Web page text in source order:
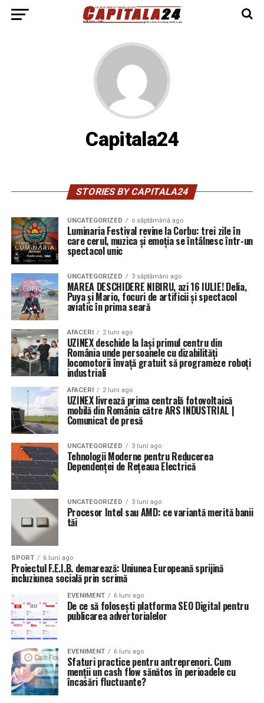
Capitala24
STORIES BY CAPITALA24
UNCATEGORIZED o săptămână ago
Luminaria Festival revine la Corbu: trei zile în
care cerul, muzica și emoția se întâlnesc într-un
spectacol unic
UNCATEGORIZED 3 săptămâni ago
MAREA DESCHIDERE NIBIRU, azi 16 IULIE! Delia,
Puya și Mario, focuri de artificii și spectacol
aviatic în prima seară
AFACERI 2 luni ago
UZINEX deschide la Iași primul centru din
România unde persoanele cu dizabilități
locomotorii învață gratuit să programeze roboți
industriali
AFACERI 2 luni ago
UZINEX livrează prima centrală fotovoltaică
mobilă din România către ARS INDUSTRIAL |
Comunicat de presă
UNCATEGORIZED 3 luni ago
Tehnologii Moderne pentru Reducerea
Dependenței de Rețeaua Electrică
UNCATEGORIZED 3 luni ago
Procesor Intel sau AMD: ce variantă merită banii
tăi
SPORT 6 luni ago
Proiectul F.E.I.B. demarează: Uniunea Europeană sprijină
incluziunea socială prin scrimă
EVENIMENT 6 luni ago
De ce să folosești platforma SEO Digital pentru
publicarea advertorialelor
EVENIMENT 6 luni ago
Sfaturi practice pentru antreprenori. Cum
menții un cash flow sănătos în perioadele cu
încasări fluctuante?